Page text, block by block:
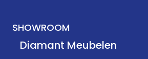
SHOWROOM
Diamant Meubelen